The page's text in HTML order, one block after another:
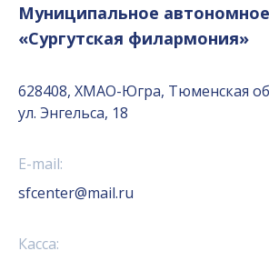
Муниципальное
«Сургутская филармония»
628408, ХМАО-Югра, Тюменская
ул. Энгельса, 18
E-mail:
sfcenter@mail.ru
Касса: